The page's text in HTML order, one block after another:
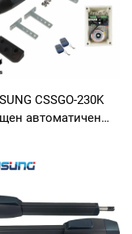
CSSGO-230K
автоматичен
единично крило,
двигател 24
големи вили и